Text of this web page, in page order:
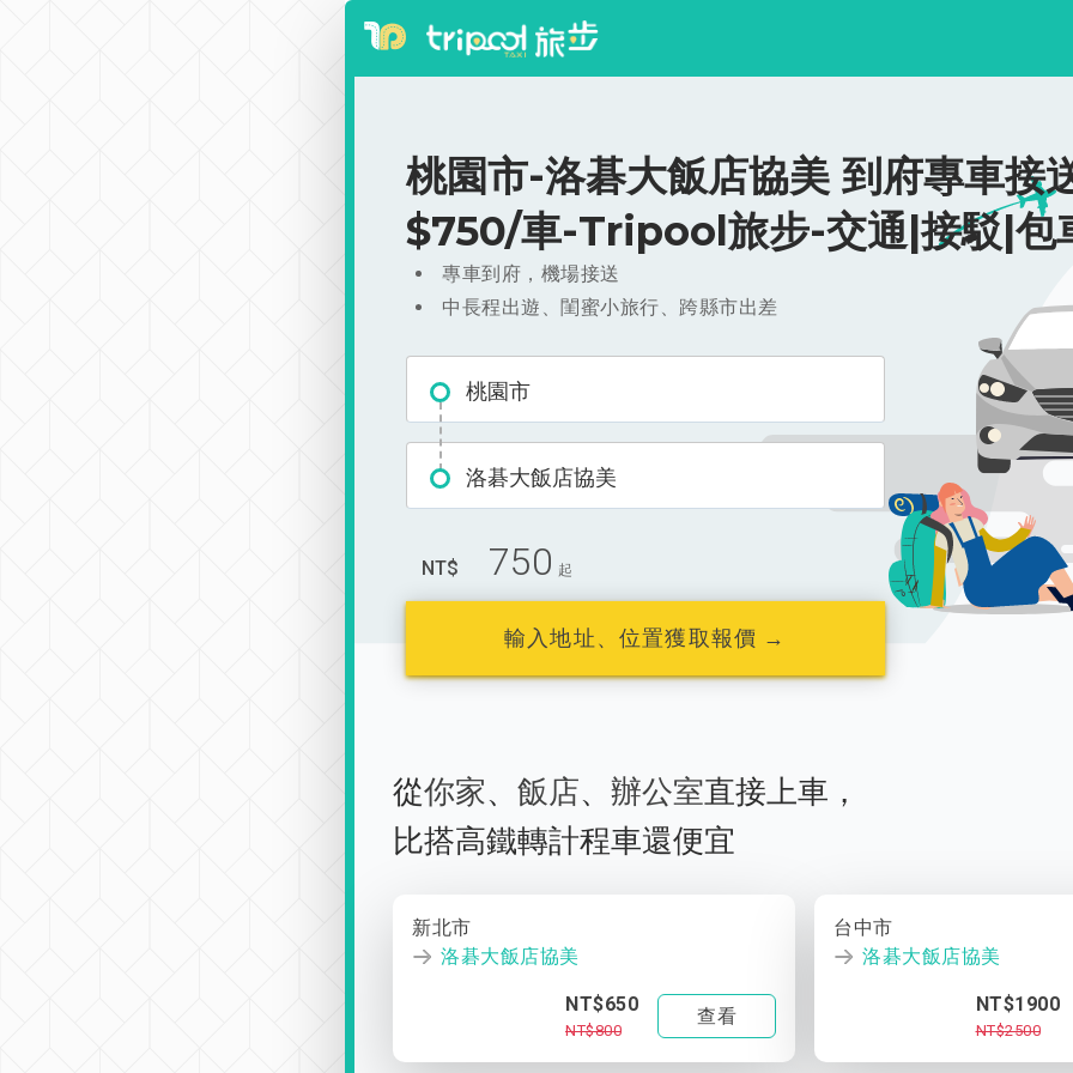
桃園市-洛碁大飯店協美 到府專車接
$750/車-Tripool旅步-交通|接駁|包
專車到府，機場接送
中長程出遊、閨蜜小旅行、跨縣市出差
桃園市
洛碁大飯店協美
NT$ 750 起
輸入地址、位置獲取報價 →
從你家、 飯店、 辦公室直接上車，
比搭高鐵轉計程車還便宜
新北市
洛碁大飯店協美
NT$650
NT$800
查看
台中市
洛碁大飯店協美
NT$1900
NT$2500